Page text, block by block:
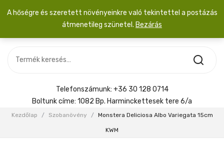
SZOBANÖVÉNY
KIEGÉSZÍTŐK
Menyasszonyi csokor
Telefonszámunk: +36 30 128 0714
Boltunk címe: 1082 Bp. Harminckettesek tere 6/a
Kezdőlap / Szobanövény / Monstera Deliciosa Albo Variegata 15cm
KWM
A hőségre és szeretett növényeinkre való tekintettel a postázás
átmenetileg szünetel. Bezárás